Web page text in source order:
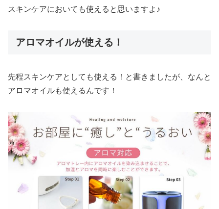
スキンケアにおいても使えると思いますよ♪
アロマオイルが使える！
先程スキンケアとしても使える！と書きましたが、なんと
アロマオイルも使えるんです！